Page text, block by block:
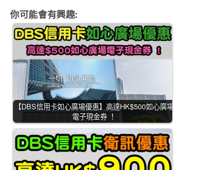
你可能會有興趣:
【DBS信用卡如心廣場優惠】高達HK$500如心廣場
電子現金券 ！